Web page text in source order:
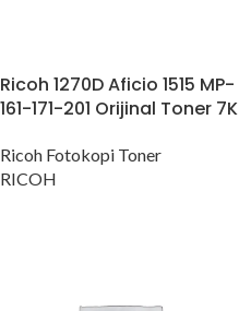
Ricoh 1270D Aficio 1515 MP-
161-171-201 Orijinal Toner 7K
Ricoh Fotokopi Toner
RICOH